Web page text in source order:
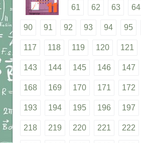
61 62 63 64
90 91 92 93 94 95
117 118 119 120 121
143 144 145 146 147
168 169 170 171 172
193 194 195 196 197
218 219 220 221 222